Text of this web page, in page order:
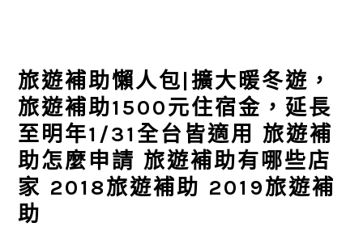
旅遊補助懶人包|擴大暖冬遊，
旅遊補助1500元住宿金，延長
至明年1/31全台皆適用 旅遊補
助怎麼申請 旅遊補助有哪些店
家 2018旅遊補助 2019旅遊補
助